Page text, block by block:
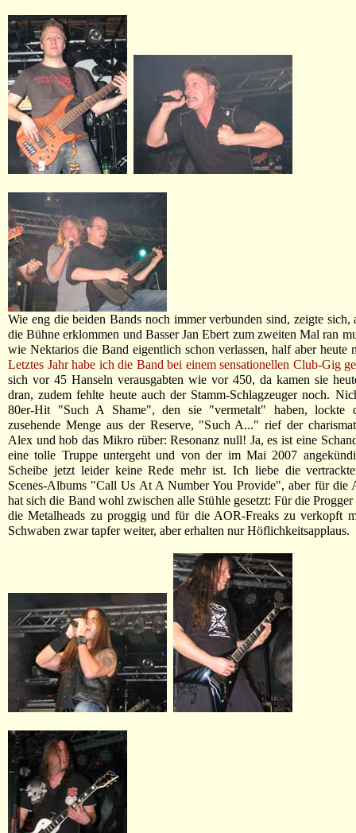
Wie eng die beiden Bands noch immer verbunden sind, zeigte sich,
die Bühne erklommen und Basser Jan Ebert zum zweiten Mal ran
wie Nektarios die Band eigentlich schon verlassen, half aber heute
Letztes Jahr habe ich die Band bei einem sensationellen Club-Gig
sich vor 45 Hanseln verausgabten wie vor 450, da kamen sie
dran, zudem fehlte heute auch der Stamm-Schlagzeuger noch.
80er-Hit "Such A Shame", den sie "vermetalt" haben, lockte
zusehende Menge aus der Reserve, "Such A..." rief der
Alex und hob das Mikro rüber: Resonanz null! Ja, es ist eine
eine tolle Truppe untergeht und von der im Mai 2007
Scheibe jetzt leider keine Rede mehr ist. Ich liebe die
Scenes-Albums "Call Us At A Number You Provide", aber für die
hat sich die Band wohl zwischen alle Stühle gesetzt: Für die
die Metalheads zu proggig und für die AOR-Freaks zu verkopft
Schwaben zwar tapfer weiter, aber erhalten nur Höflichkeitsapplaus.